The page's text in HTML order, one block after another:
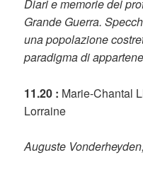
Diari e memorie dei
Grande Guerra.
una popolazione
paradigma di
11.20 : Marie-Chantal
Lorraine
Auguste